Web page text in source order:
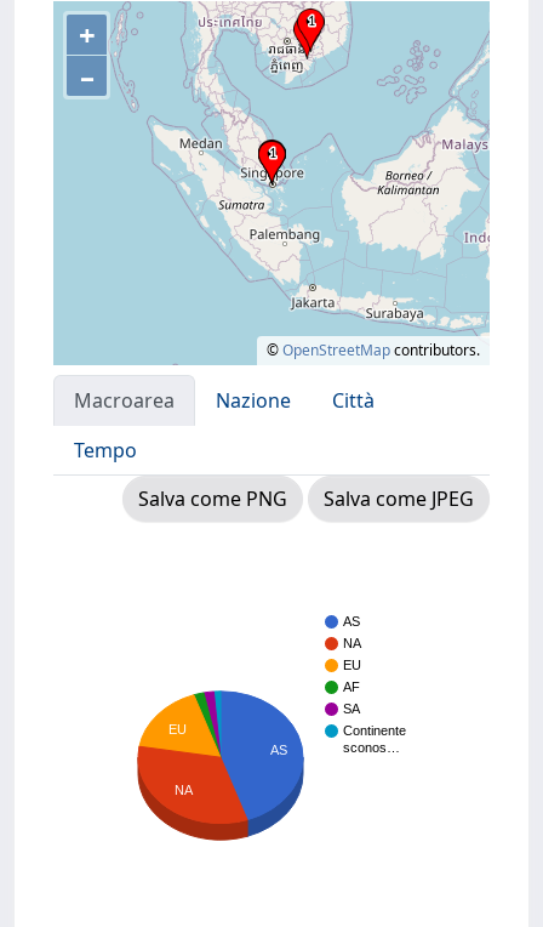
+
–
©OpenStreetMapcontributors.
Macroarea Nazione
Città
Tempo
Salva come PNG
Salva come JPEG
AS
NA
EU
AF
SA
Continente
sconos…
AS
EU
NA